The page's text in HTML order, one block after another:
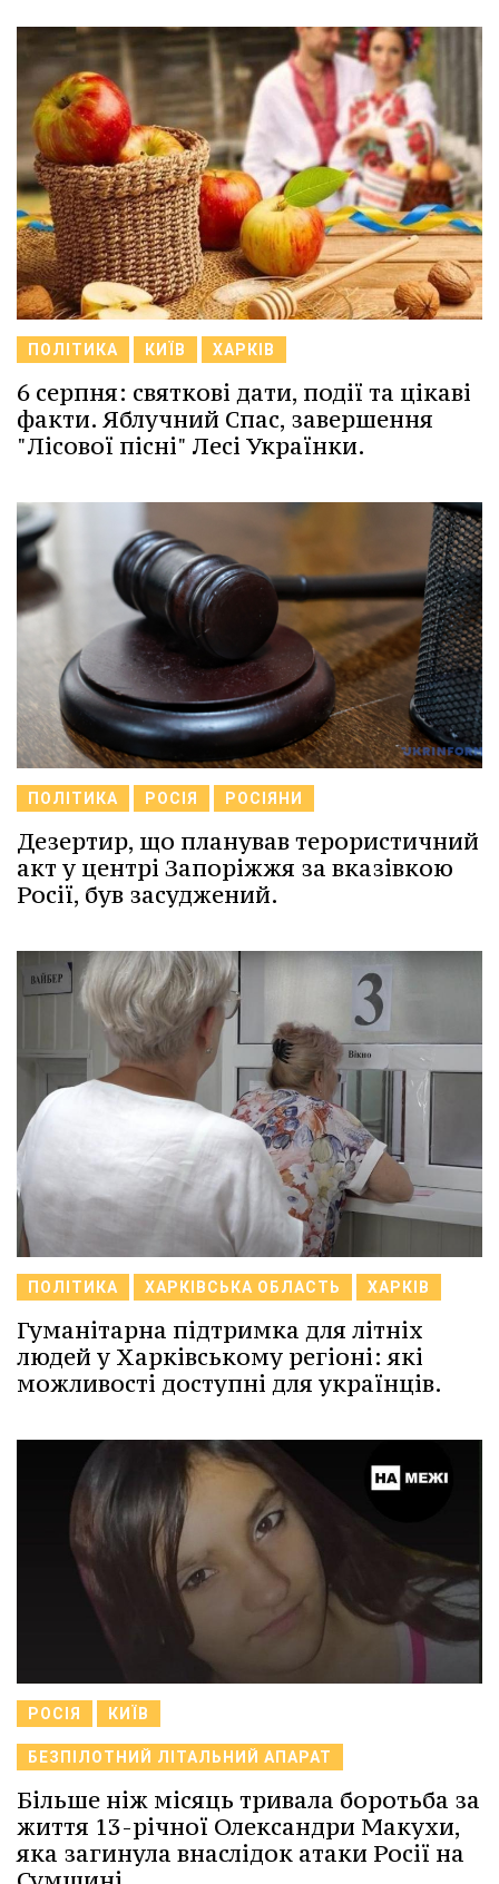
ПОЛІТИКА КИЇВ ХАРКІВ
6 серпня: святкові дати, події та цікаві
факти. Яблучний Спас, завершення
"Лісової пісні" Лесі Українки.
ПОЛІТИКА РОСІЯ РОСІЯНИ
Дезертир, що планував терористичний
акт у центрі Запоріжжя за вказівкою
Росії, був засуджений.
ПОЛІТИКА ХАРКІВСЬКА ОБЛАСТЬ ХАРКІВ
Гуманітарна підтримка для літніх
людей у Харківському регіоні: які
можливості доступні для українців.
РОСІЯ КИЇВ
БЕЗПІЛОТНИЙ ЛІТАЛЬНИЙ АПАРАТ
Більше ніж місяць тривала боротьба за
життя 13-річної Олександри Макухи,
яка загинула внаслідок атаки Росії на